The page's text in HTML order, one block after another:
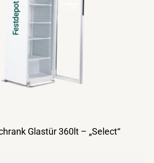
Glastür 360lt – „Select“